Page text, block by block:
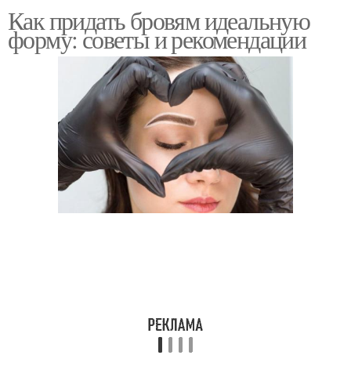
Как придать бровям идеальную
форму: советы и рекомендации